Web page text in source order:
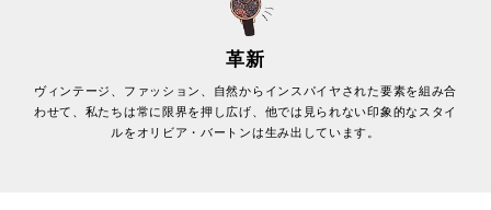
革新
ヴィンテージ、ファッション、自然からインスパイヤされた要素を組み合
わせて、私たちは常に限界を押し広げ、他では見られない印象的なスタイ
ルをオリビア・バートンは生み出しています。